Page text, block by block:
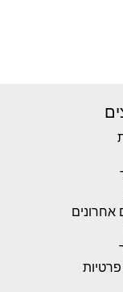
אחרונים
פרטיות